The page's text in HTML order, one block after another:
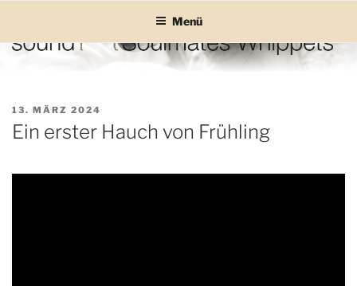
springen
SOUND SOULMATES
sound Soulmates – Whippets fürs Leben! Bilder, Geschichten und
Menü
VERÖFFENTLICHT
AM
13. MÄRZ 2024
Ein erster Hauch von Frühling